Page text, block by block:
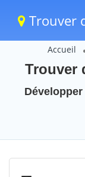
Trouver
Accueil
Trouver